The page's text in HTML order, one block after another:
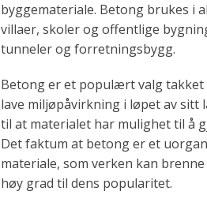
byggemateriale. Betong brukes i
villaer, skoler og offentlige
tunneler og forretningsbygg.
Betong er et populært valg
lave miljøpåvirkning i løpet av sitt
til at materialet har mulighet til å
Det faktum at betong er et
materiale, som verken kan
høy grad til dens popularitet.